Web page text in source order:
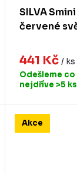
SILVA
červené
441 Kč / ks
Odešleme co
nejdříve >5 ks
Akce